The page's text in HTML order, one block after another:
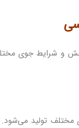
شرایط جوی مختلف
تولید می‌شود.